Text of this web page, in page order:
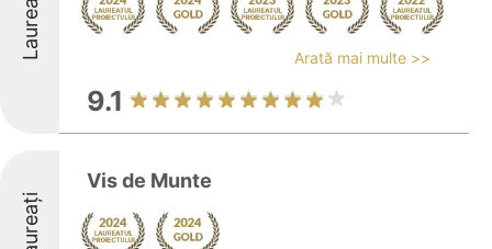
Laureați Arată mai multe >>
9.1
Laureați
Vis de Munte